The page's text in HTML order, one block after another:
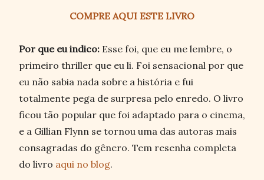
COMPRE AQUI ESTE LIVRO
Por que eu indico: Esse foi, que eu me lembre, o
primeiro thriller que eu li. Foi sensacional por que
eu não sabia nada sobre a história e fui
totalmente pega de surpresa pelo enredo. O livro
ficou tão popular que foi adaptado para o cinema,
e a Gillian Flynn se tornou uma das autoras mais
consagradas do gênero. Tem resenha completa
do livro aqui no blog.